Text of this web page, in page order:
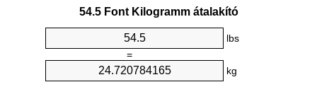
54.5 Font Kilogramm átalakító
lbs
=
kg